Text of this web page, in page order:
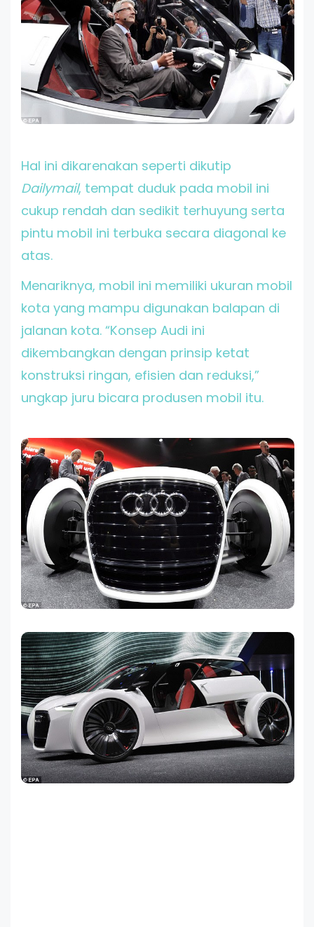
Hal ini dikarenakan seperti dikutip
Dailymail, tempat duduk pada mobil ini
cukup rendah dan sedikit terhuyung serta
pintu mobil ini terbuka secara diagonal ke
atas.
Menariknya, mobil ini memiliki ukuran mobil
kota yang mampu digunakan balapan di
jalanan kota. “Konsep Audi ini
dikembangkan dengan prinsip ketat
konstruksi ringan, efisien dan reduksi,”
ungkap juru bicara produsen mobil itu.